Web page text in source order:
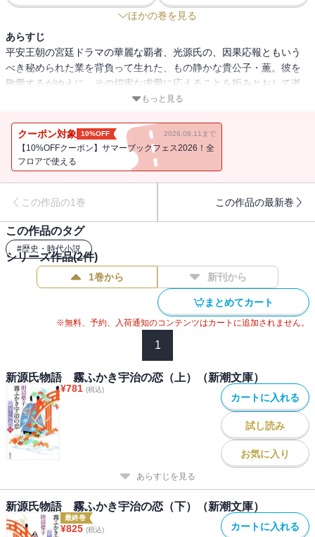
ほかの巻を見る
あらすじ
平安王朝の宮廷ドラマの華麗な覇者、光源氏の、因果応報ともいう
べき秘められた業を背負って生れた、もの静かな貴公子・薫。彼を
敬愛するがゆえに、その切実な求愛に応えることを拒みとおして逝
った大君。運命の恋人たちの愛は、さらに変転しながら、川をくだ
せた田辺版・新源氏物語、待望の完結編「宇治十帖」上巻。
もっと見る
クーポン対象 10%OFF 2026.08.11まで
【10%OFFクーポン】サマーブックフェス2026！全
フロアで使える
この作品の1巻 この作品の最新巻
この作品のタグ
#歴史・時代小説
シリーズ作品(2件)
1巻から 新刊から
まとめてカート
※無料、予約、入荷通知のコンテンツはカートに追加されません。
1
新源氏物語 霧ふかき宇治の恋（上）（新潮文庫）
¥781 (税込)
カートに入れる
試し読み
お気に入り
あらすじを見る
新源氏物語 霧ふかき宇治の恋（下）（新潮文庫）
最終巻
¥825 (税込) カートに入れる